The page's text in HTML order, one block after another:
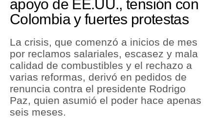
Mercados
Política
Tu Dinero
Finanzas Personales
Inmobiliarias
apoyo de EE.UU., tensión con
Colombia y fuertes protestas
La crisis, que comenzó a inicios de mes
por reclamos salariales, escasez y mala
calidad de combustibles y el rechazo a
varias reformas, derivó en pedidos de
renuncia contra el presidente Rodrigo
Paz, quien asumió el poder hace apenas
seis meses.